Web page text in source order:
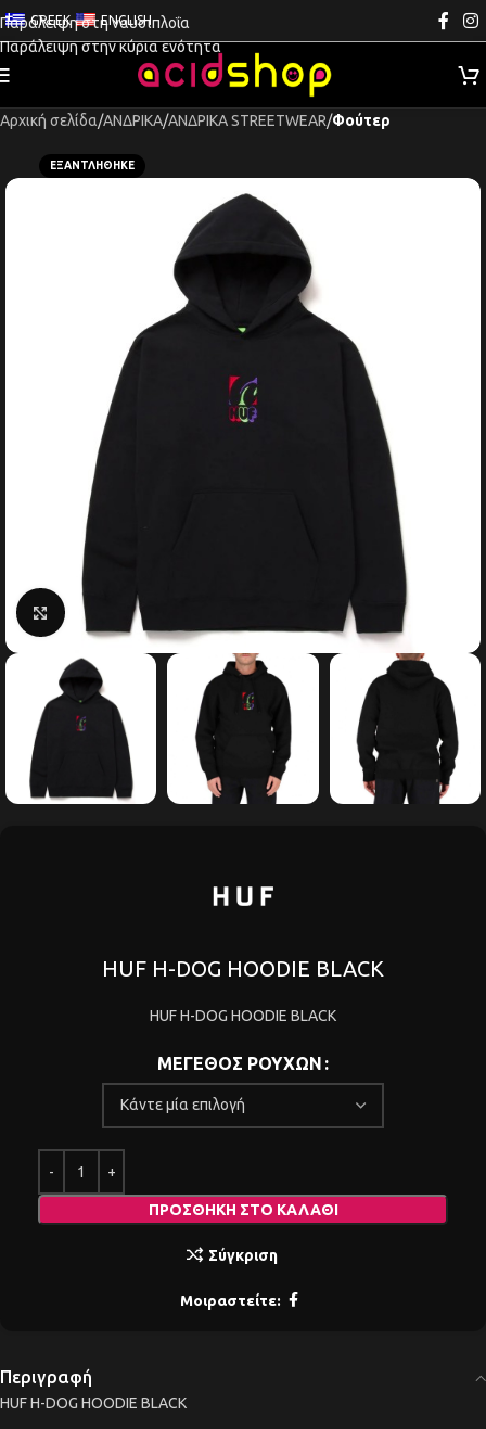
Παράλειψη στη ναυσιπλοΐα
Παράλειψη στην κύρια ενότητα
GREEK ENGLISH
Αρχική σελίδα ΑΝΔΡΙΚΑ ΑΝΔΡΙΚΑ STREETWEAR Φούτερ
ΕΞΑΝΤΛΉΘΗΚΕ
Κάντε κλικ για μεγέθυνση
HUF H-DOG HOODIE BLACK
HUF H-DOG HOODIE BLACK
ΜΕΓΕΘΟΣ ΡΟΥΧΩΝ
ΠΡΟΣΘΉΚΗ ΣΤΟ ΚΑΛΆΘΙ
Σύγκριση
Μοιραστείτε:
Περιγραφή
HUF H-DOG HOODIE BLACK